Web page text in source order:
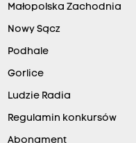
Małopolska Zachodnia
Nowy Sącz
Podhale
Gorlice
Ludzie Radia
Regulamin konkursów
Abonament